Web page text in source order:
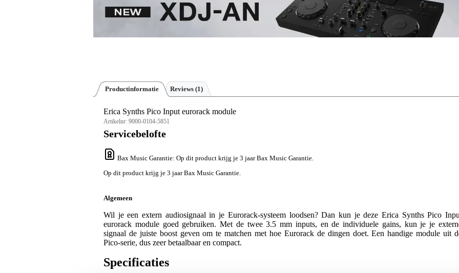
Productinformatie Reviews (1)
Erica Synths Pico Input eurorack module
Artikelnr: 9000-0104-5851
Servicebelofte
Bax Music Garantie: Op dit product krijg je 3 jaar Bax Music Garantie.
Op dit product krijg je 3 jaar Bax Music Garantie.
Algemeen
Wil je een extern audiosignaal in je Eurorack-systeem loodsen? Dan kun je deze Erica Synths Pico
eurorack module goed gebruiken. Met de twee 3.5 mm inputs, en de individuele gains, kun je je
signaal de juiste boost geven om te matchen met hoe Eurorack de dingen doet. Een handige module uit
Pico-serie, dus zeer betaalbaar en compact.
Specificaties